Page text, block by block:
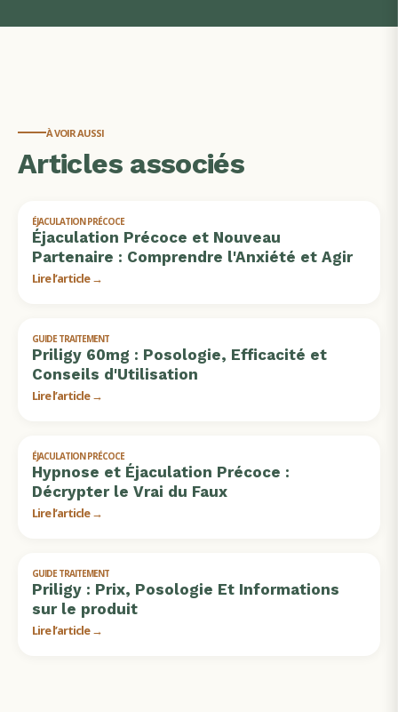
À VOIR AUSSI
Articles associés
ÉJACULATION PRÉCOCE
Éjaculation Précoce et Nouveau
Partenaire : Comprendre l'Anxiété et Agir
Lire l’article →
GUIDE TRAITEMENT
Priligy 60mg : Posologie, Efficacité et
Conseils d'Utilisation
Lire l’article →
ÉJACULATION PRÉCOCE
Hypnose et Éjaculation Précoce :
Décrypter le Vrai du Faux
Lire l’article →
GUIDE TRAITEMENT
Priligy : Prix, Posologie Et Informations
sur le produit
Lire l’article →